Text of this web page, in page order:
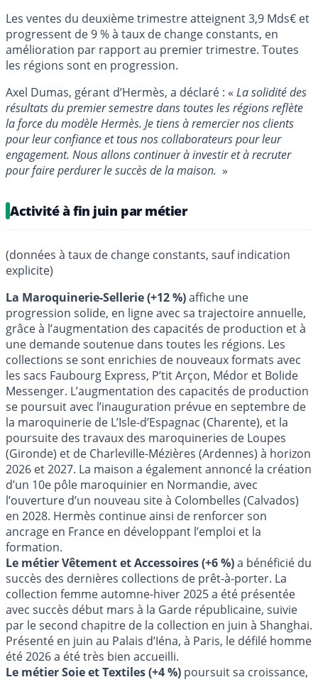
Les ventes du deuxième trimestre atteignent 3,9 Mds€ et
progressent de 9 % à taux de change constants, en
amélioration par rapport au premier trimestre. Toutes
les régions sont en progression.
Axel Dumas, gérant d’Hermès, a déclaré : « La solidité des
résultats du premier semestre dans toutes les régions reflète
la force du modèle Hermès. Je tiens à remercier nos clients
pour leur confiance et tous nos collaborateurs pour leur
engagement. Nous allons continuer à investir et à recruter
pour faire perdurer le succès de la maison. »
Activité à fin juin par métier
(données à taux de change constants, sauf indication
explicite)
La Maroquinerie-Sellerie (+12 %)affiche une
progression solide, en ligne avec sa trajectoire annuelle,
grâce à l’augmentation des capacités de production et à
une demande soutenue dans toutes les régions. Les
collections se sont enrichies de nouveaux formats avec
les sacs Faubourg Express, P’tit Arçon, Médor et Bolide
Messenger. L’augmentation des capacités de production
se poursuit avec l’inauguration prévue en septembre de
la maroquinerie de L’Isle-d’Espagnac (Charente), et la
poursuite des travaux des maroquineries de Loupes
(Gironde) et de Charleville-Mézières (Ardennes) à horizon
2026 et 2027. La maison a également annoncé la création
d’un 10e pôle maroquinier en Normandie, avec
l’ouverture d’un nouveau site à Colombelles (Calvados)
en 2028. Hermès continue ainsi de renforcer son
ancrage en France en développant l’emploi et la
formation.
Le métier Vêtement et Accessoires (+6 %)a bénéficié du
succès des dernières collections de prêt-à-porter. La
collection femme automne-hiver 2025 a été présentée
avec succès début mars à la Garde républicaine, suivie
par le second chapitre de la collection en juin à Shanghai.
Présenté en juin au Palais d’Iéna, à Paris, le défilé homme
été 2026 a été très bien accueilli.
Le métier Soie et Textiles (+4 %) poursuit sa croissance,